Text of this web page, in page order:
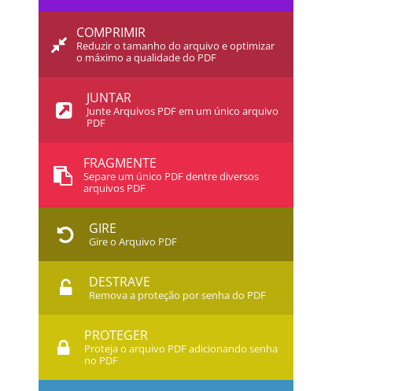
COMPRIMIR
Reduzir o tamanho do arquivo e optimizar
o máximo a qualidade do PDF
JUNTAR
Junte Arquivos PDF em um único arquivo
PDF
FRAGMENTE
Separe um único PDF dentre diversos
arquivos PDF
GIRE
Gire o Arquivo PDF
DESTRAVE
Remova a proteção por senha do PDF
PROTEGER
Proteja o arquivo PDF adicionando senha
no PDF